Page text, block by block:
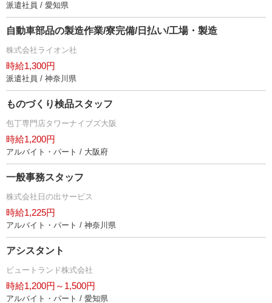
派遣社員 / 愛知県
自動車部品の製造作業/寮完備/日払い/工場・製造
株式会社ライオン社
時給1,300円
派遣社員 / 神奈川県
ものづくり検品スタッフ
包丁専門店タワーナイブズ大阪
時給1,200円
アルバイト・パート / 大阪府
一般事務スタッフ
株式会社日の出サービス
時給1,225円
アルバイト・パート / 神奈川県
アシスタント
ビュートランド株式会社
時給1,200円～1,500円
アルバイト・パート / 愛知県